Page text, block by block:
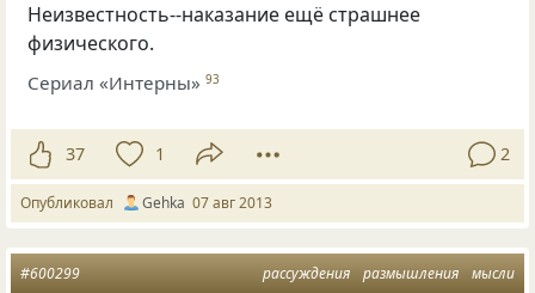
Неизвестность--наказание ещё страшнее
физического.
Сериал «Интерны» 93
37 1 2
Опубликовал Gehka 07 авг 2013
рассуждения размышления мысли
#600299